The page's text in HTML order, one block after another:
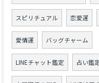
スピリチュアル 恋愛運
愛情運 バッグチャーム
LINEチャット鑑定 占い鑑